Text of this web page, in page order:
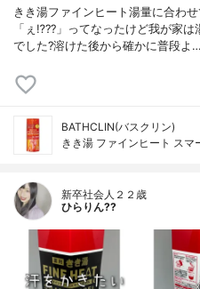
きき湯ファインヒート湯量に合わ
「ぇ⁉️??」ってなったけど我が家
でした?溶けた後から確かに普段よ…
BATHCLIN(バスクリン)
きき湯 ファインヒート スマ
新卒社会人２２歳
ひらりん??